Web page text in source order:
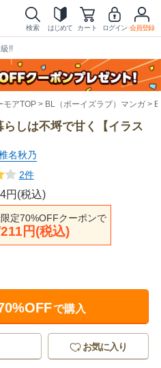
検索 はじめて カート ログイン 会員登録
!!
モアTOP BL（ボーイズラブ）マンガ
らしは不埒で甘く【イラス
名秋乃
2件
円(税込)
定70%OFFクーポンで
円(税込)
で購入
お気に入り